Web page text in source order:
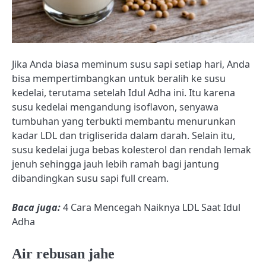
Jika Anda biasa meminum susu sapi setiap hari, Anda
bisa mempertimbangkan untuk beralih ke susu
kedelai, terutama setelah Idul Adha ini. Itu karena
susu kedelai mengandung isoflavon, senyawa
tumbuhan yang terbukti membantu menurunkan
kadar LDL dan trigliserida dalam darah. Selain itu,
susu kedelai juga bebas kolesterol dan rendah lemak
jenuh sehingga jauh lebih ramah bagi jantung
dibandingkan susu sapi full cream.
Baca juga:4 Cara Mencegah Naiknya LDL Saat Idul
Adha
Air rebusan jahe